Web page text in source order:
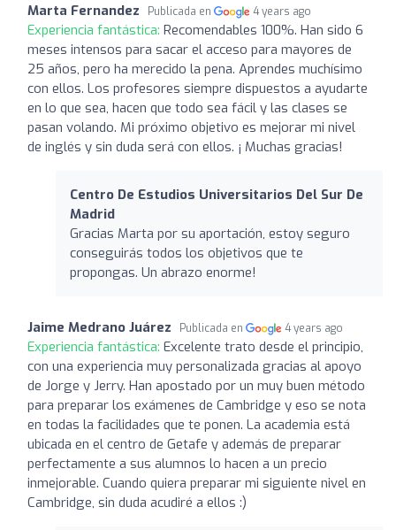
Marta Fernandez Publicada en 4 years ago
Experiencia fantástica: Recomendables 100%. Han sido 6
meses intensos para sacar el acceso para mayores de
25 años, pero ha merecido la pena. Aprendes muchísimo
con ellos. Los profesores siempre dispuestos a ayudarte
en lo que sea, hacen que todo sea fácil y las clases se
pasan volando. Mi próximo objetivo es mejorar mi nivel
de inglés y sin duda será con ellos. ¡ Muchas gracias!
Centro De Estudios Universitarios Del Sur De
Madrid
Gracias Marta por su aportación, estoy seguro
conseguirás todos los objetivos que te
propongas. Un abrazo enorme!
Jaime Medrano Juárez Publicada en 4 years ago
Experiencia fantástica: Excelente trato desde el principio,
con una experiencia muy personalizada gracias al apoyo
de Jorge y Jerry. Han apostado por un muy buen método
para preparar los exámenes de Cambridge y eso se nota
en todas la facilidades que te ponen. La academia está
ubicada en el centro de Getafe y además de preparar
perfectamente a sus alumnos lo hacen a un precio
inmejorable. Cuando quiera preparar mi siguiente nivel en
Cambridge, sin duda acudiré a ellos :)